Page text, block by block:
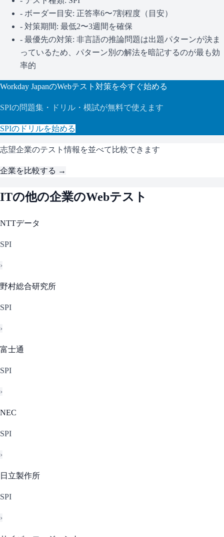
- ボーダー目安: 正答率6〜7割程度（目安）
- 対策期間: 最低2〜3週間を確保
- 最優先の対策: 非言語の推論問題は出題パターンが決ま
っているため、パターン別の解法を暗記するのが最も効
率的
Workday JapanのWebテスト対策を今すぐ始める
SPIの問題集・ドリル・模試が無料で使えます
SPIのドリルを始める
志望企業のテスト情報を並べて比較できます
企業を比較する →
ITの他の企業のWebテスト
NTTデータ
SPI
›
野村総合研究所
SPI
›
富士通
SPI
›
NEC
SPI
›
日立製作所
SPI
›